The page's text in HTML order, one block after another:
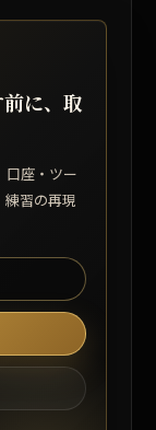
に、取
口座・ツー
練習の再現